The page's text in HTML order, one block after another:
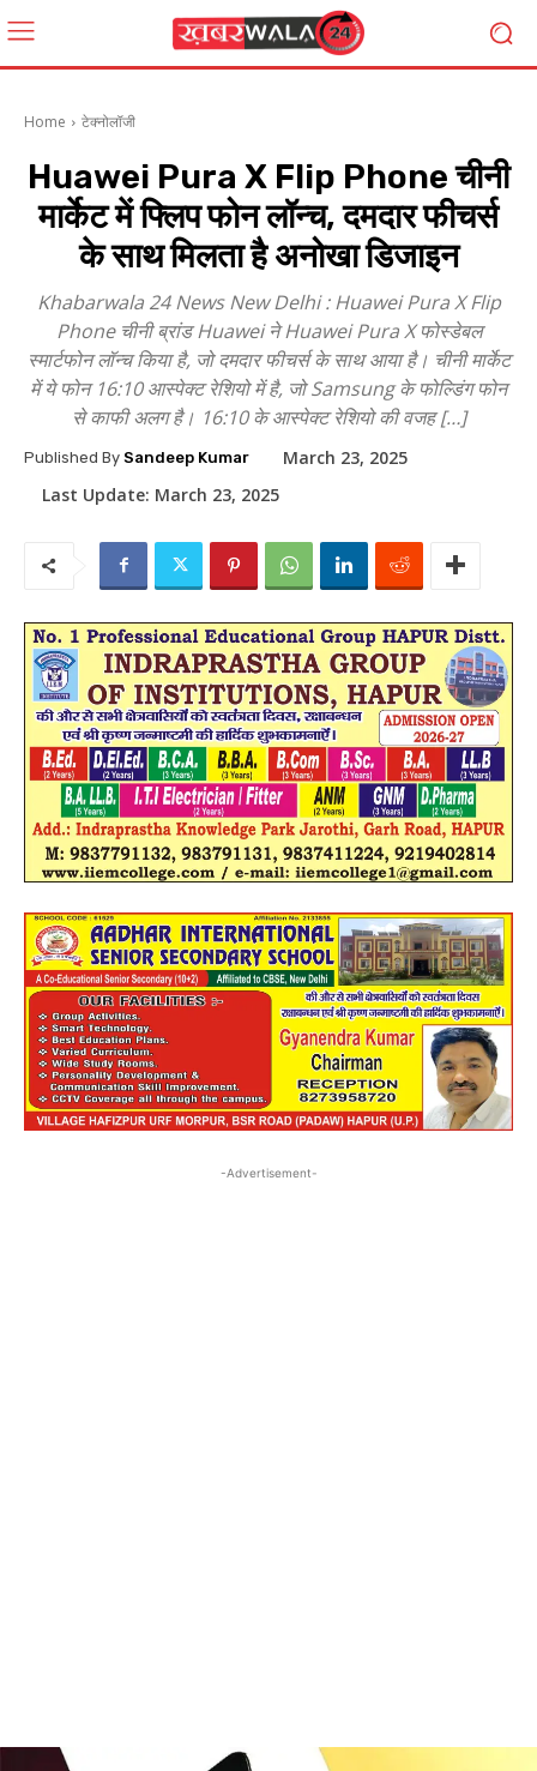
Home टेक्नोलॉजी
Huawei Pura X Flip Phone चीनी
मार्केट में फ्लिप फोन लॉन्च, दमदार फीचर्स
के साथ मिलता है अनोखा डिजाइन
Khabarwala 24 News New Delhi : Huawei Pura X Flip
Phone चीनी ब्रांड Huawei ने Huawei Pura X फोस्डेबल
स्मार्टफोन लॉन्च किया है, जो दमदार फीचर्स के साथ आया है। चीनी मार्केट
में ये फोन 16:10 आस्पेक्ट रेशियो में है, जो Samsung के फोल्डिंग फोन
से काफी अलग है। 16:10 के आस्पेक्ट रेशियो की वजह […]
Published By Sandeep Kumar
March 23, 2025
Last Update: March 23, 2025
-Advertisement-